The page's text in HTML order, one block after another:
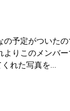
予定がついた
りこのメンバ
れた写真を...